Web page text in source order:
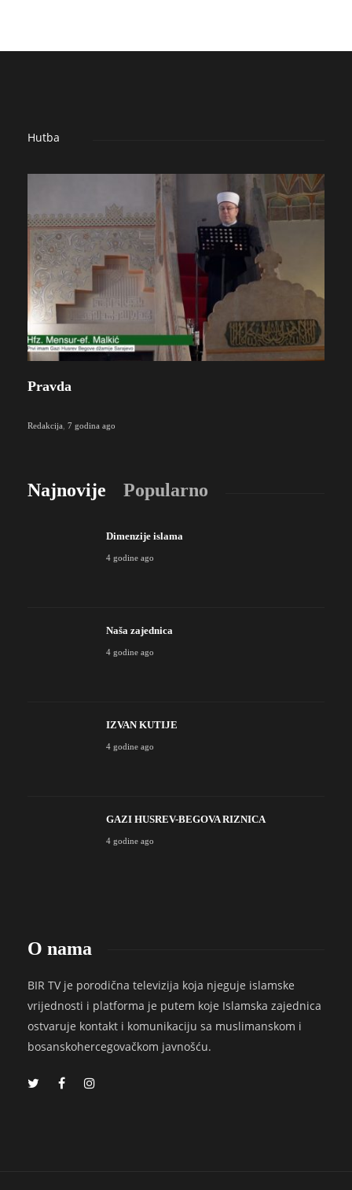
Hutba
Pravda
Redakcija 7 godina ago
Najnovije Popularno
Dimenzije islama
4 godine ago
Naša zajednica
4 godine ago
IZVAN KUTIJE
4 godine ago
GAZI HUSREV-BEGOVA RIZNICA
4 godine ago
O nama
BIR TV je porodična televizija koja njeguje islamske
vrijednosti i platforma je putem koje Islamska zajednica
ostvaruje kontakt i komunikaciju sa muslimanskom i
bosanskohercegovačkom javnošću.